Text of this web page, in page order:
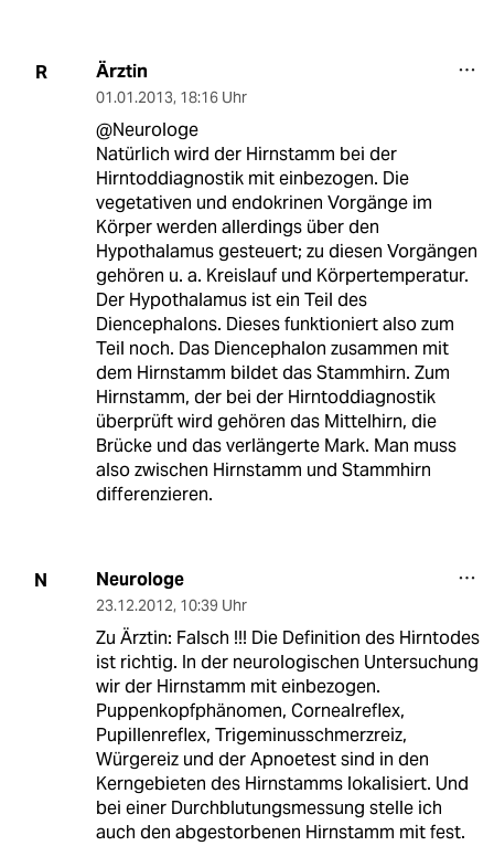
R Ärztin
01.01.2013, 18:16 Uhr
@Neurologe
Natürlich wird der Hirnstamm bei der
Hirntoddiagnostik mit einbezogen. Die
vegetativen und endokrinen Vorgänge im
Körper werden allerdings über den
Hypothalamus gesteuert; zu diesen Vorgängen
gehören u. a. Kreislauf und Körpertemperatur.
Der Hypothalamus ist ein Teil des
Diencephalons. Dieses funktioniert also zum
Teil noch. Das Diencephalon zusammen mit
dem Hirnstamm bildet das Stammhirn. Zum
Hirnstamm, der bei der Hirntoddiagnostik
überprüft wird gehören das Mittelhirn, die
Brücke und das verlängerte Mark. Man muss
also zwischen Hirnstamm und Stammhirn
differenzieren.
N Neurologe
23.12.2012, 10:39 Uhr
Zu Ärztin: Falsch !!! Die Definition des Hirntodes
ist richtig. In der neurologischen Untersuchung
wir der Hirnstamm mit einbezogen.
Puppenkopfphänomen, Cornealreflex,
Pupillenreflex, Trigeminusschmerzreiz,
Würgereiz und der Apnoetest sind in den
Kerngebieten des Hirnstamms lokalisiert. Und
bei einer Durchblutungsmessung stelle ich
auch den abgestorbenen Hirnstamm mit fest.